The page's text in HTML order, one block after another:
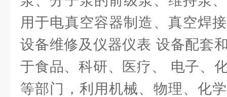
用于电真空容器制造、真空焊
设备维修及仪器仪表 设备配套
于食品、科研、医疗、 电子、
等部门，利用机械、物理、化